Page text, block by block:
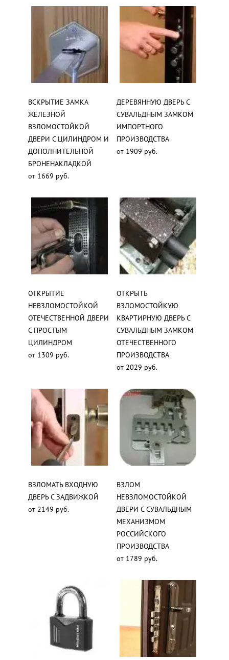
ВСКРЫТИЕ ЗАМКА
ЖЕЛЕЗНОЙ
ВЗЛОМОСТОЙКОЙ
ДВЕРИ С ЦИЛИНДРОМ И
ДОПОЛНИТЕЛЬНОЙ
БРОНЕНАКЛАДКОЙ
от 1669 руб.
ДЕРЕВЯННУЮ ДВЕРЬ С
СУВАЛЬДНЫМ ЗАМКОМ
ИМПОРТНОГО
ПРОИЗВОДСТВА
от 1909 руб.
ОТКРЫТИЕ
НЕВЗЛОМОСТОЙКОЙ
ОТЕЧЕСТВЕННОЙ ДВЕРИ
С ПРОСТЫМ
ЦИЛИНДРОМ
от 1309 руб.
ОТКРЫТЬ
ВЗЛОМОСТОЙКУЮ
КВАРТИРНУЮ ДВЕРЬ С
СУВАЛЬДНЫМ ЗАМКОМ
ОТЕЧЕСТВЕННОГО
ПРОИЗВОДСТВА
от 2029 руб.
ВЗЛОМАТЬ ВХОДНУЮ
ДВЕРЬ С ЗАДВИЖКОЙ
от 2149 руб.
ВЗЛОМ
НЕВЗЛОМОСТОЙКОЙ
ДВЕРИ С СУВАЛЬДНЫМ
МЕХАНИЗМОМ
РОССИЙСКОГО
ПРОИЗВОДСТВА
от 1789 руб.